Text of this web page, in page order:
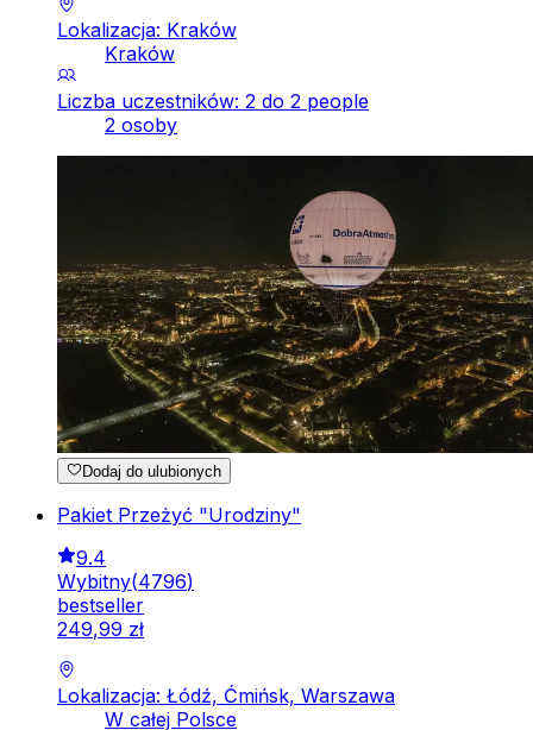
Lokalizacja: Kraków
Kraków
Liczba uczestników: 2 do 2 people
2 osoby
Dodaj do ulubionych
Pakiet Przeżyć "Urodziny"
9.4
Wybitny(4796)
bestseller
249,99 zł
Lokalizacja: Łódź, Ćmińsk, Warszawa
W całej Polsce